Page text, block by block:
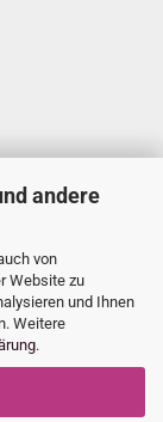
andere
von
Website zu
und Ihnen
Weitere
.